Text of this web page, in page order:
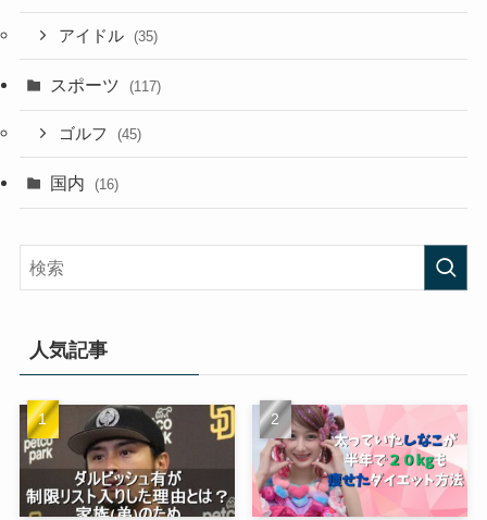
アイドル (35)
スポーツ (117)
ゴルフ (45)
国内 (16)
人気記事